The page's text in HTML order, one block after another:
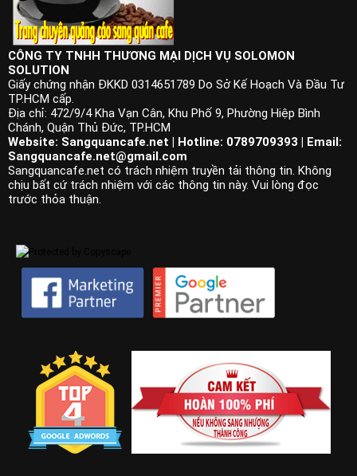
CÔNG TY TNHH THƯƠNG MẠI DỊCH VỤ SOLOMON
SOLUTION
Giấy chứng nhận ĐKKD 0314651789 Do Sở Kế Hoạch Và Đầu Tư
TP.HCM cấp.
Địa chỉ: 472/9/4 Kha Vạn Cân, Khu Phố 9, Phường Hiệp Bình
Chánh, Quận Thủ Đức, TP.HCM
Website: Sangquancafe.net | Hotline: 0789709393 | Email:
Sangquancafe.net@gmail.com
Sangquancafe.net có trách nhiệm truyền tải thông tin. Không
chịu bất cứ trách nhiệm với các thông tin này. Vui lòng đọc
trước thỏa thuận.